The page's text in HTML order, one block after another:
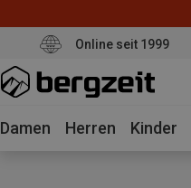
Online seit 1999
Damen Herren Kinder